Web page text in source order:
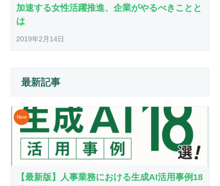
加速する女性活躍推進、企業がやるべきことと
は
2019年2月14日
最新記事
【最新版】人事業務における生成AI活用事例18